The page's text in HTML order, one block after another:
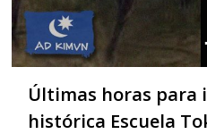
Últimas horas para
histórica Escuela